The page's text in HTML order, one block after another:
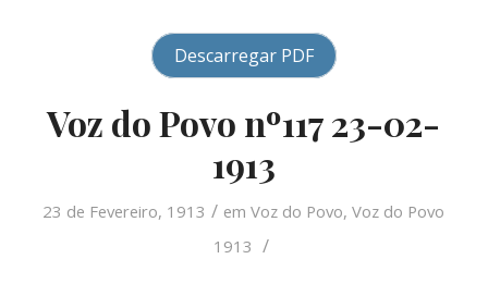
Descarregar PDF
Voz do Povo nº117 23-02-
1913
23 de Fevereiro, 1913 / emVoz do Povo,Voz do Povo
1913 /